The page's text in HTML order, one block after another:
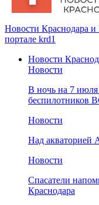
Новости Краснодара и
портале krd1
Новости
Новости
В ночь на 7 июля
беспилотников
Новости
Над акваторией
Новости
Спасатели
Краснодара